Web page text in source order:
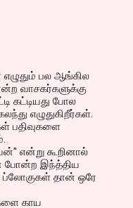
பல ஆங்கில
வாசகர்களுக்கு
கட்டியது போல
எழுதுகிறீர்கள்.
பதிவுகளை
என்று கூறினால்
இந்த்திய
ப்லோகுகள் தான் ஒரே
காய